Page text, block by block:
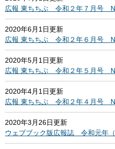
広報 東ちちぶ 令和２年７月号
2020年6月1日更新
広報 東ちちぶ 令和２年６月号
2020年5月1日更新
広報 東ちちぶ 令和２年５月号
2020年4月1日更新
広報 東ちちぶ 令和２年４月号
2020年3月26日更新
ウェブブック版広報誌 令和元年